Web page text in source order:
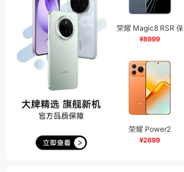
荣耀 Magic8 RSR 保
时捷设计
¥8999
荣耀 Power2
¥2699